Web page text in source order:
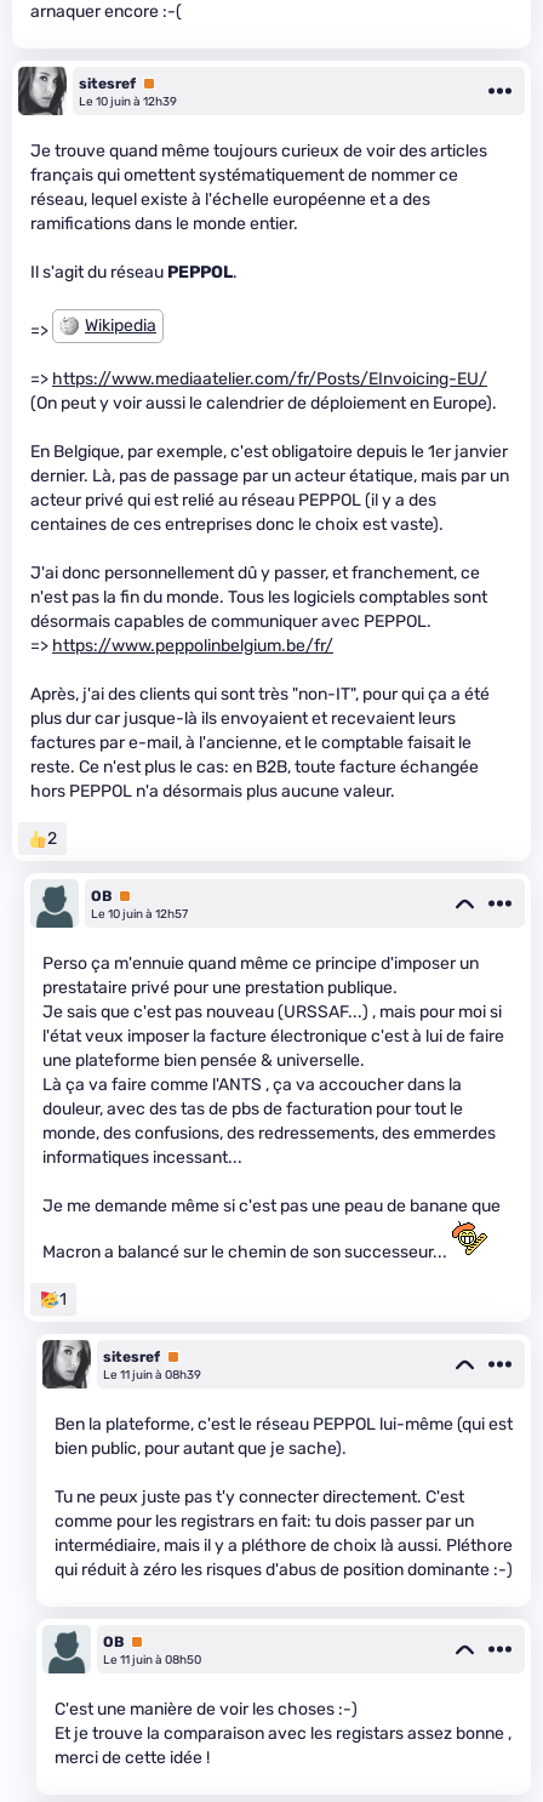
arnaquer encore :-(
sitesref Premium
Le 10 juin à 12h39
Je trouve quand même toujours curieux de voir des articles
français qui omettent systématiquement de nommer ce
réseau, lequel existe à l'échelle européenne et a des
ramifications dans le monde entier.
Il s'agit du réseau PEPPOL.
=> Wikipedia
=> https://www.mediaatelier.com/fr/Posts/EInvoicing-EU/
(On peut y voir aussi le calendrier de déploiement en Europe).
En Belgique, par exemple, c'est obligatoire depuis le 1er janvier
dernier. Là, pas de passage par un acteur étatique, mais par un
acteur privé qui est relié au réseau PEPPOL (il y a des
centaines de ces entreprises donc le choix est vaste).
J'ai donc personnellement dû y passer, et franchement, ce
n'est pas la fin du monde. Tous les logiciels comptables sont
désormais capables de communiquer avec PEPPOL.
=> https://www.peppolinbelgium.be/fr/
Après, j'ai des clients qui sont très "non-IT", pour qui ça a été
plus dur car jusque-là ils envoyaient et recevaient leurs
factures par e-mail, à l'ancienne, et le comptable faisait le
reste. Ce n'est plus le cas: en B2B, toute facture échangée
hors PEPPOL n'a désormais plus aucune valeur.
2
OB Premium
Le 10 juin à 12h57
Perso ça m'ennuie quand même ce principe d'imposer un
prestataire privé pour une prestation publique.
Je sais que c'est pas nouveau (URSSAF...) , mais pour moi si
l'état veux imposer la facture électronique c'est à lui de faire
une plateforme bien pensée & universelle.
Là ça va faire comme l'ANTS , ça va accoucher dans la
douleur, avec des tas de pbs de facturation pour tout le
monde, des confusions, des redressements, des emmerdes
informatiques incessant...
Je me demande même si c'est pas une peau de banane que
Macron a balancé sur le chemin de son successeur...
1
sitesref Premium
Le 11 juin à 08h39
Ben la plateforme, c'est le réseau PEPPOL lui-même (qui est
bien public, pour autant que je sache).
Tu ne peux juste pas t'y connecter directement. C'est
comme pour les registrars en fait: tu dois passer par un
intermédiaire, mais il y a pléthore de choix là aussi. Pléthore
qui réduit à zéro les risques d'abus de position dominante :-)
OB Premium
Le 11 juin à 08h50
C'est une manière de voir les choses :-)
Et je trouve la comparaison avec les registars assez bonne ,
merci de cette idée !